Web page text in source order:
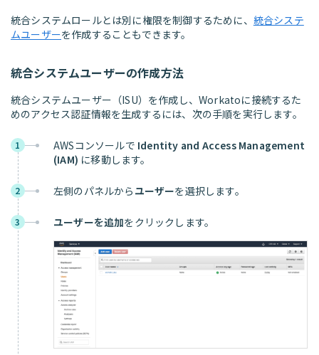
統合システムロールとは別に権限を制御するために、 統合システ
ムユーザーを作成することもできます。
統合システムユーザーの作成方法
統合システムユーザー（ISU）を作成し、Workatoに接続するた
めのアクセス認証情報を生成するには、次の手順を実行します。
1 AWSコンソールで Identity and Access Management
(IAM) に移動します。
2 左側のパネルから ユーザーを選択します。
3 ユーザーを追加をクリックします。